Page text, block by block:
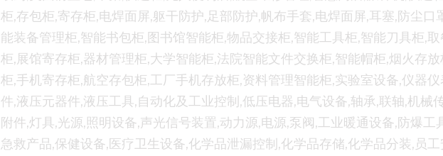
柜,存包柜,寄存柜,电焊面屏,躯干防护,足部防护,帆布手套,电焊面屏,耳塞,防尘口
能装备管理柜,智能书包柜,图书馆智能柜,物品交接柜,智能工具柜,智能刀具柜,
柜,展馆寄存柜,器材管理柜,大学智能柜,法院智能文件交换柜,智能帽柜,烟火存
柜,手机寄存柜,航空存包柜,工厂手机存放柜,资料管理智能柜,实验室设备,仪器
件,液压元器件,液压工具,自动化及工业控制,低压电器,电气设备,轴承,联轴,机械
附件,灯具,光源,照明设备,声光信号装置,动力源,电源,泵阀,工业暖通设备,防爆工
急救产品,保健设备,医疗卫生设备,化学品泄漏控制,化学品存储,化学品分装,员